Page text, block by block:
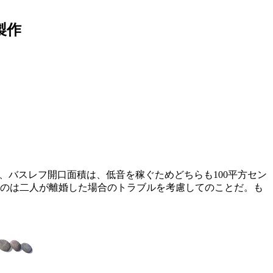
作
バスレフ開口面積は、低音を稼ぐためどちらも100平方セン
は二人が離婚した場合のトラブルを考慮してのことだ。も